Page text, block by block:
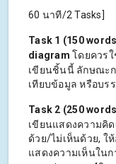
60 นาที/2 Tasks]
Task 1 (150
diagram โดยควร
เขียนชิ้นนี้ ลักษณะก
เทียบข้อมูล หรือบร
Task 2 (250
เขียนแสดงความคิด
ด้วย/ไม่เห็นด้วย, ใ
แสดงความเห็นใน